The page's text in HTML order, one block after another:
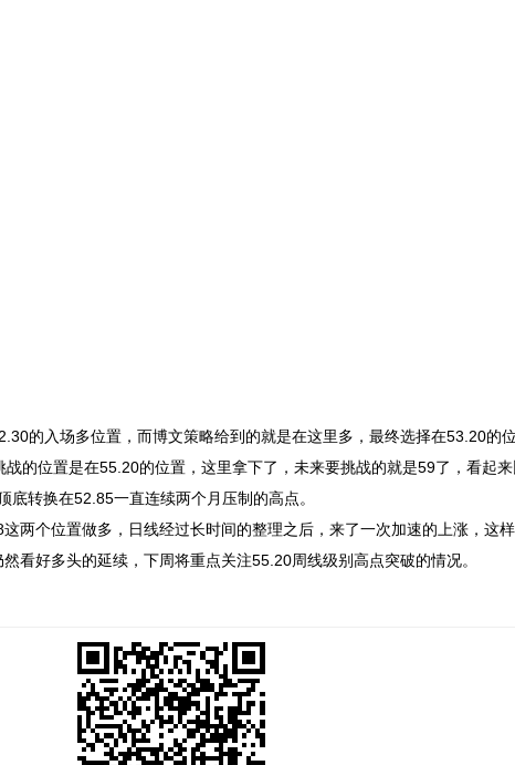
的入场多位置，而博文策略给到的就是在这里多，最终选择在53.20的
的位置是在55.20的位置，这里拿下了，未来要挑战的就是59了，看起
转换在52.85一直连续两个月压制的高点。
个位置做多，日线经过长时间的整理之后，来了一次加速的上涨，这
看好多头的延续，下周将重点关注55.20周线级别高点突破的情况。